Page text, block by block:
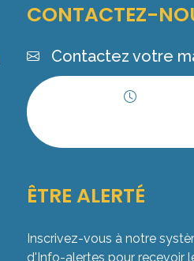
CONTACTEZ-
Contactez votre
ÊTRE ALERTÉ
Inscrivez-vous à notre
d'Info-alertes pour recevoir